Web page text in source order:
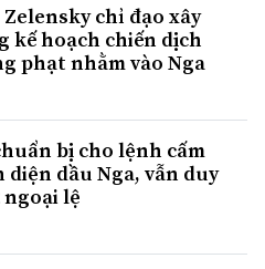
Zelensky chỉ đạo xây
kế hoạch chiến dịch
phạt nhằm vào Nga
bị cho lệnh cấm
diện dầu Nga, vẫn duy
lệ